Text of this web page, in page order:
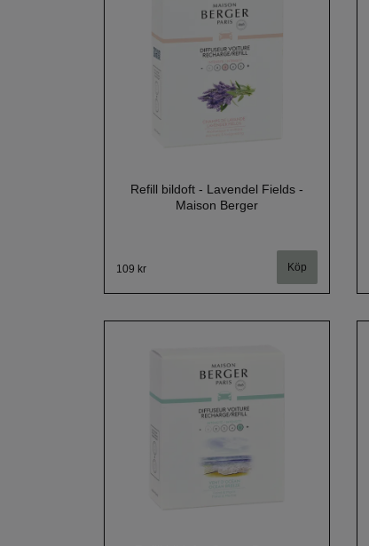
Refill bildoft - Lavendel Fields -
Maison Berger
109 kr